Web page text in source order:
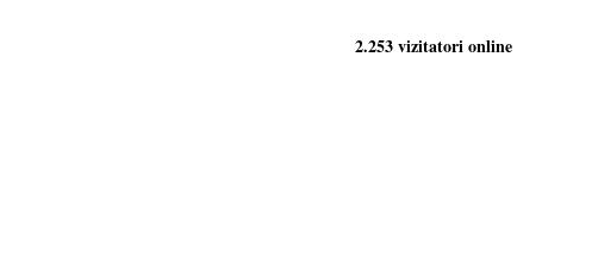
2.253 vizitatori online